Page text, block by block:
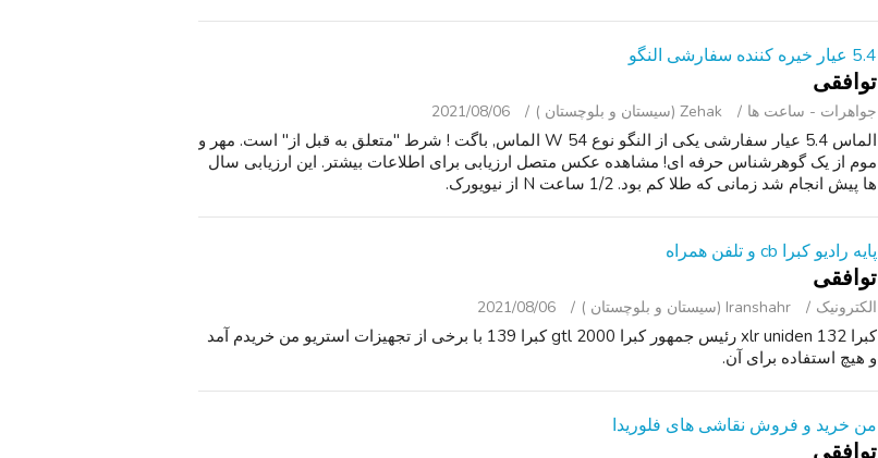
5.4 عیار خیره کننده سفارشی النگو
توافقی
جواهرات - ساعت ‌ها Zehak (سیستان و بلوچستان ) 2021/08/06
الماس 5.4 عیار سفارشی یکی از النگو نوع W 54 الماس, باگت ! شرط "متعلق به قبل از" است. مهر و
موم از یک گوهرشناس حرفه ای! مشاهده عکس متصل ارزیابی برای اطلاعات بیشتر. این ارزیابی سال
ها پیش انجام شد زمانی که طلا کم بود. 1/2 ساعت N از نیویورک.
پایه رادیو کبرا cb و تلفن همراه
توافقی
الکترونیک Iranshahr (سیستان و بلوچستان ) 2021/08/06
کبرا 132 xlr uniden رئيس جمهور کبرا 2000 gtl کبرا 139 با برخی از تجهیزات استریو من خریدم آمد
و هیچ استفاده برای آن.
من خرید و فروش نقاشی های فلوریدا
توافقی